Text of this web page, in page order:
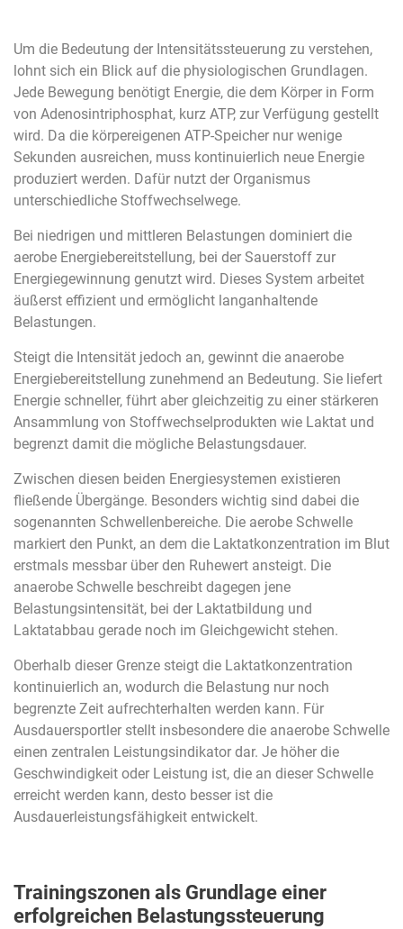
Um die Bedeutung der Intensitätssteuerung zu verstehen,
lohnt sich ein Blick auf die physiologischen Grundlagen.
Jede Bewegung benötigt Energie, die dem Körper in Form
von Adenosintriphosphat, kurz ATP, zur Verfügung gestellt
wird. Da die körpereigenen ATP-Speicher nur wenige
Sekunden ausreichen, muss kontinuierlich neue Energie
produziert werden. Dafür nutzt der Organismus
unterschiedliche Stoffwechselwege.
Bei niedrigen und mittleren Belastungen dominiert die
aerobe Energiebereitstellung, bei der Sauerstoff zur
Energiegewinnung genutzt wird. Dieses System arbeitet
äußerst effizient und ermöglicht langanhaltende
Belastungen.
Steigt die Intensität jedoch an, gewinnt die anaerobe
Energiebereitstellung zunehmend an Bedeutung. Sie liefert
Energie schneller, führt aber gleichzeitig zu einer stärkeren
Ansammlung von Stoffwechselprodukten wie Laktat und
begrenzt damit die mögliche Belastungsdauer.
Zwischen diesen beiden Energiesystemen existieren
fließende Übergänge. Besonders wichtig sind dabei die
sogenannten Schwellenbereiche. Die aerobe Schwelle
markiert den Punkt, an dem die Laktatkonzentration im Blut
erstmals messbar über den Ruhewert ansteigt. Die
anaerobe Schwelle beschreibt dagegen jene
Belastungsintensität, bei der Laktatbildung und
Laktatabbau gerade noch im Gleichgewicht stehen.
Oberhalb dieser Grenze steigt die Laktatkonzentration
kontinuierlich an, wodurch die Belastung nur noch
begrenzte Zeit aufrechterhalten werden kann. Für
Ausdauersportler stellt insbesondere die anaerobe Schwelle
einen zentralen Leistungsindikator dar. Je höher die
Geschwindigkeit oder Leistung ist, die an dieser Schwelle
erreicht werden kann, desto besser ist die
Ausdauerleistungsfähigkeit entwickelt.
Trainingszonen als Grundlage einer
erfolgreichen Belastungssteuerung